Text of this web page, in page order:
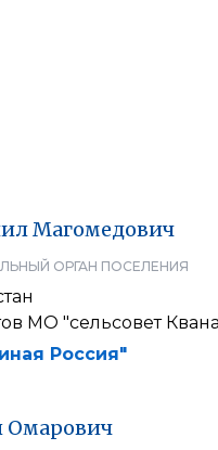
Магомедович
ОРГАН ПОСЕЛЕНИЯ
МО "сельсовет
Россия"
Омарович